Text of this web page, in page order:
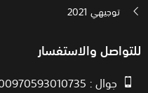
توجيهي 2021
للتواصل والاستفسار
جوال : 00970593010735